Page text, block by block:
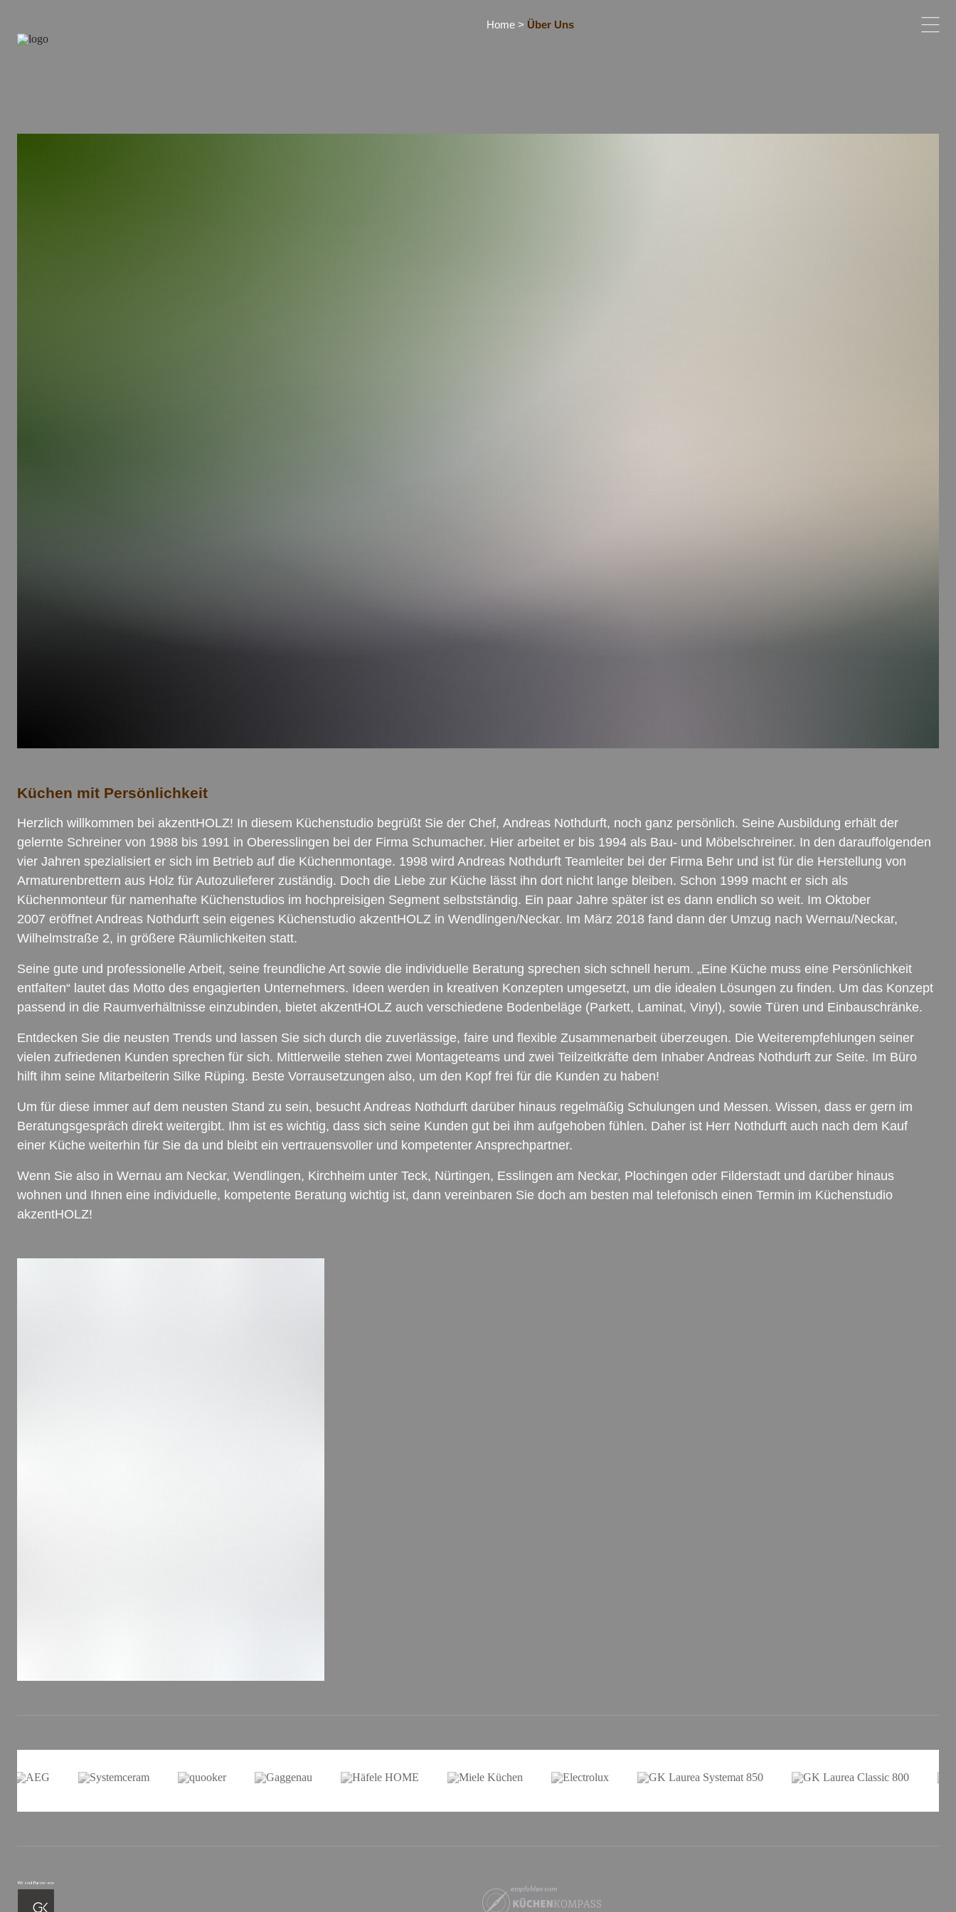
Home > Über Uns
Küchen mit Persönlichkeit
Herzlich willkommen bei akzentHOLZ! In diesem Küchenstudio begrüßt Sie der Chef, Andreas Nothdurft, noch ganz persönlich. Seine Ausbildung erhält der
gelernte Schreiner von 1988 bis 1991 in Oberesslingen bei der Firma Schumacher. Hier arbeitet er bis 1994 als Bau- und Möbelschreiner. In den darauffolgenden
vier Jahren spezialisiert er sich im Betrieb auf die Küchenmontage. 1998 wird Andreas Nothdurft Teamleiter bei der Firma Behr und ist für die Herstellung von
Armaturenbrettern aus Holz für Autozulieferer zuständig. Doch die Liebe zur Küche lässt ihn dort nicht lange bleiben. Schon 1999 macht er sich als
Küchenmonteur für namenhafte Küchenstudios im hochpreisigen Segment selbstständig. Ein paar Jahre später ist es dann endlich so weit. Im Oktober
2007 eröffnet Andreas Nothdurft sein eigenes Küchenstudio akzentHOLZ in Wendlingen/Neckar. Im März 2018 fand dann der Umzug nach Wernau/Neckar,
Wilhelmstraße 2, in größere Räumlichkeiten statt.
Seine gute und professionelle Arbeit, seine freundliche Art sowie die individuelle Beratung sprechen sich schnell herum. „Eine Küche muss eine Persönlichkeit
entfalten“ lautet das Motto des engagierten Unternehmers. Ideen werden in kreativen Konzepten umgesetzt, um die idealen Lösungen zu finden. Um das Konzept
passend in die Raumverhältnisse einzubinden, bietet akzentHOLZ auch verschiedene Bodenbeläge (Parkett, Laminat, Vinyl), sowie Türen und Einbauschränke.
Entdecken Sie die neusten Trends und lassen Sie sich durch die zuverlässige, faire und flexible Zusammenarbeit überzeugen. Die Weiterempfehlungen seiner
vielen zufriedenen Kunden sprechen für sich. Mittlerweile stehen zwei Montageteams und zwei Teilzeitkräfte dem Inhaber Andreas Nothdurft zur Seite. Im Büro
hilft ihm seine Mitarbeiterin Silke Rüping. Beste Vorrausetzungen also, um den Kopf frei für die Kunden zu haben!
Um für diese immer auf dem neusten Stand zu sein, besucht Andreas Nothdurft darüber hinaus regelmäßig Schulungen und Messen. Wissen, dass er gern im
Beratungsgespräch direkt weitergibt. Ihm ist es wichtig, dass sich seine Kunden gut bei ihm aufgehoben fühlen. Daher ist Herr Nothdurft auch nach dem Kauf
einer Küche weiterhin für Sie da und bleibt ein vertrauensvoller und kompetenter Ansprechpartner.
Wenn Sie also in Wernau am Neckar, Wendlingen, Kirchheim unter Teck, Nürtingen, Esslingen am Neckar, Plochingen oder Filderstadt und darüber hinaus
wohnen und Ihnen eine individuelle, kompetente Beratung wichtig ist, dann vereinbaren Sie doch am besten mal telefonisch einen Termin im Küchenstudio
akzentHOLZ!